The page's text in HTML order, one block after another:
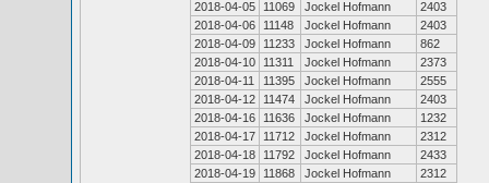
2018-04-05
11069 Jockel Hofmann
2403
2018-04-06
11148 Jockel Hofmann
2403
2018-04-09
11233 Jockel Hofmann
862
2018-04-10
11311 Jockel Hofmann
2373
2018-04-11
11395 Jockel Hofmann
2555
2018-04-12
11474 Jockel Hofmann
2403
2018-04-16
11636 Jockel Hofmann
1232
2018-04-17
11712 Jockel Hofmann
2312
2018-04-18
11792 Jockel Hofmann
2433
2018-04-19
11868 Jockel Hofmann
2312